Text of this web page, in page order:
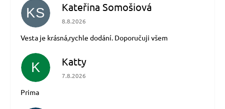
KS Kateřina Somošiová
Hodnocení obchodu je 5 z 5 hvězdiček.
8.8.2026
Vesta je krásná,rychle dodání. Doporučuji všem
K Katty
Hodnocení obchodu je 5 z 5 hvězdiček.
7.8.2026
Prima